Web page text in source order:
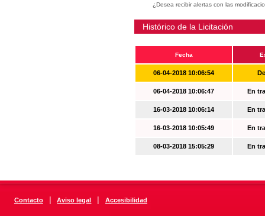
¿Desea recibir alertas con las
Histórico de la Licitación
Fecha
06-04-2018 10:06:54
06-04-2018 10:06:47 En
16-03-2018 10:06:14 En
16-03-2018 10:05:49 En
08-03-2018 15:05:29 En
Contacto | Aviso legal | Accesibilidad